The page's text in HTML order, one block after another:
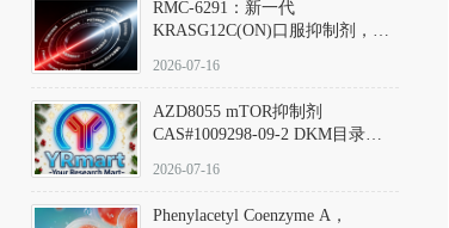
RMC-6291：新一代
KRASG12C(ON)口服抑制剂，
(Elironrasib)CAS#2641998-63-0
2026-07-16
AZD8055 mTOR抑制剂
CAS#1009298-09-2 DKM目录号
激酶抑制剂的深度剖析
2026-07-16
Phenylacetyl Coenzyme A，